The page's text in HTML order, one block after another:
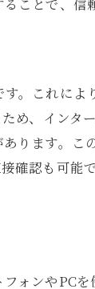
トレンドの
ルの選び方
ためのケア
トレンド技術
すヘアスタ
たい料金と
容の確認
ことで、信
。これに
め、イン
ります。
確認も可
ォンやPC